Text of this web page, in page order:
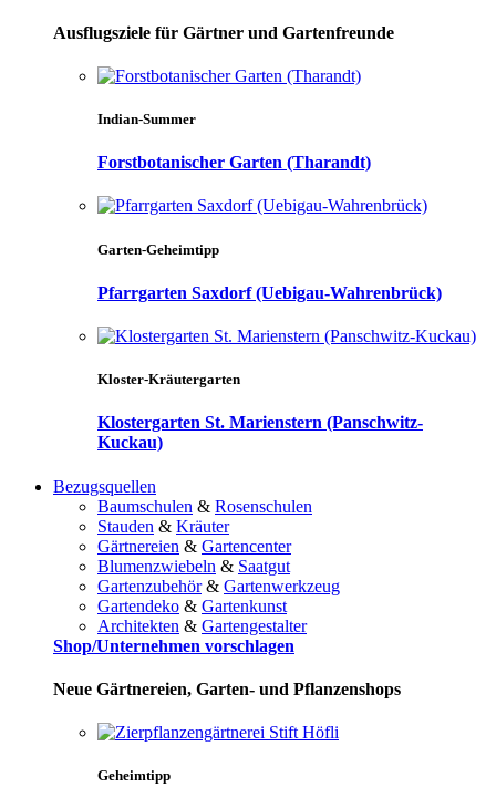
Ausflugsziele für Gärtner und Gartenfreunde
Indian-Summer
Forstbotanischer Garten (Tharandt)
Garten-Geheimtipp
Pfarrgarten Saxdorf (Uebigau-Wahrenbrück)
Kloster-Kräutergarten
Klostergarten St. Marienstern (Panschwitz-
Kuckau)
Bezugsquellen
Baumschulen & Rosenschulen
Stauden & Kräuter
Gärtnereien & Gartencenter
Blumenzwiebeln & Saatgut
Gartenzubehör& Gartenwerkzeug
Gartendeko & Gartenkunst
Architekten & Gartengestalter
Shop/Unternehmen vorschlagen
Neue Gärtnereien, Garten- und Pflanzenshops
Geheimtipp